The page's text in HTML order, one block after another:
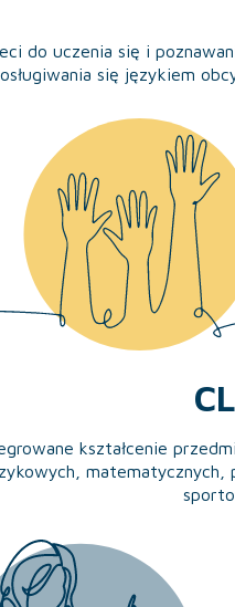
do uczenia się i
się językiem
kształcenie
matematycznych,